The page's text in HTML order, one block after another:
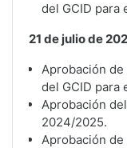
del GCID para
21 de julio de
Aprobación
del GCID para
Aprobación
2024/2025.
Aprobación